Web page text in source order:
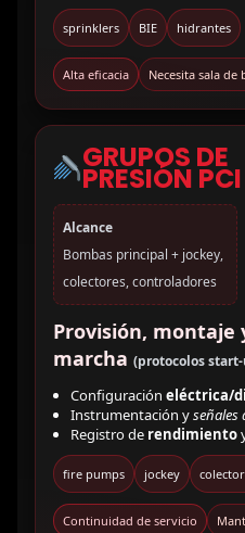
sprinklers BIE hidrantes
Alta eficacia Necesita sala de
GRUPOS DE
PRESIÓN PCI
Alcance
Bombas principal + jockey,
colectores, controladores
Provisión, montaje
marcha (protocolos
Configuración eléctrica/
Instrumentación yseñales
Registro de rendimiento
fire pumps jockey
Continuidad de servicio